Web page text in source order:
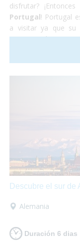
disfrutar?
Portugal! Portugal
a visitar ya que su
gastronomía son
viaje para que lo
tusilla de ruedas
Descubre el sur de
Alemania
Duración 6 dias